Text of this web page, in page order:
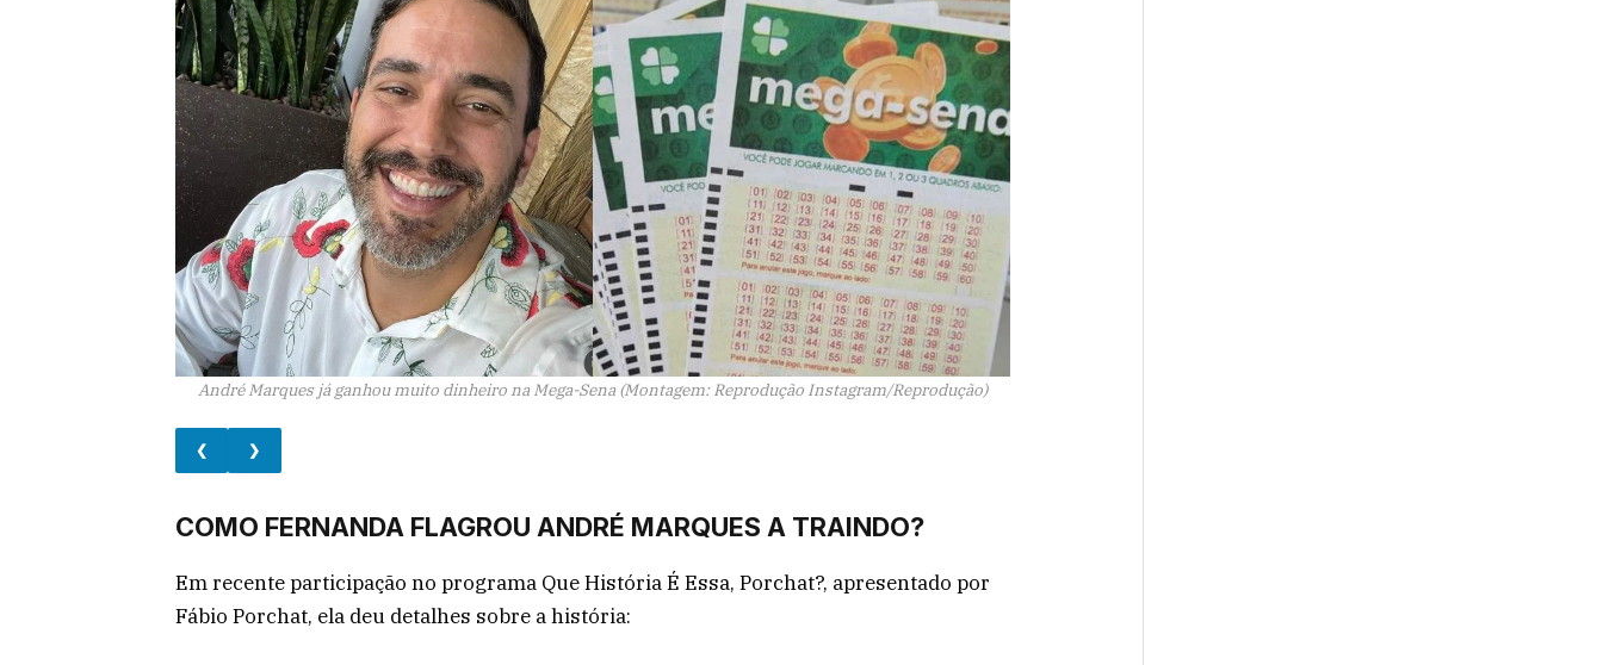
André Marques já ganhou muito dinheiro na Mega-Sena (Montagem: Reprodução Instagram/Reprodução)
❮ ❯
COMO FERNANDA FLAGROU ANDRÉ MARQUES A TRAINDO?
Em recente participação no programa Que História É Essa, Porchat?, apresentado por
Fábio Porchat, ela deu detalhes sobre a história: